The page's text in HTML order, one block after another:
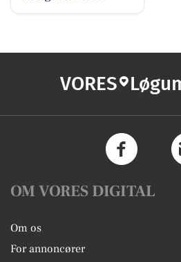
VORES
OM VORES DIGITAL
Om os
For annoncører